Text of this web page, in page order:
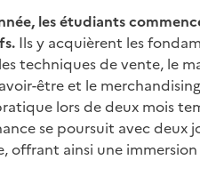
les étudiants
Ils y acquièrent les
techniques de vente, le
être et le
lors de deux mois
se poursuit avec deux
offrant ainsi une